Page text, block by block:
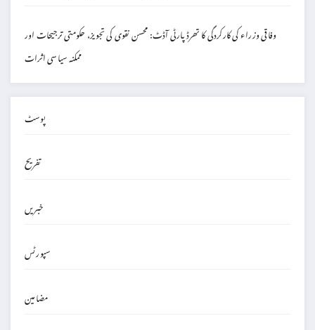
وفاقی وزراء کی کارکردگی کا تھرڈ پارٹی آڈٹ: محسن نقوی کی تجویز، حکومتی ترجیحات اور
ممکنہ سیاسی اثرات
پوسٹ
تفریح
خبریں
سپورٹس
مضامین